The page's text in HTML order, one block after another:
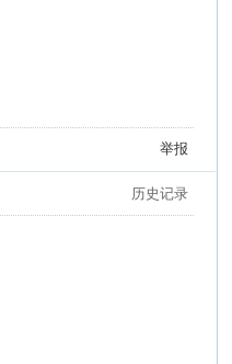
举报
历史记录